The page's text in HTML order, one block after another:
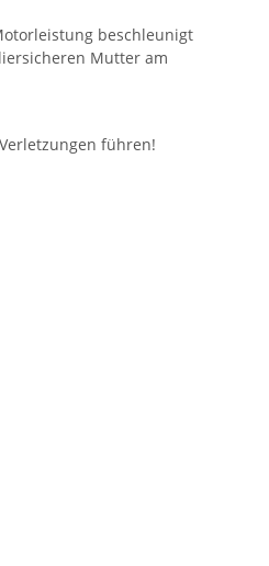
beschleunigt
Mutter am
führen!